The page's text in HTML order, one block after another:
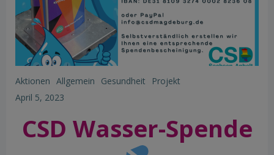
Aktionen Allgemein Gesundheit
Projekt
April 5, 2023
CSD Wasser-Spende